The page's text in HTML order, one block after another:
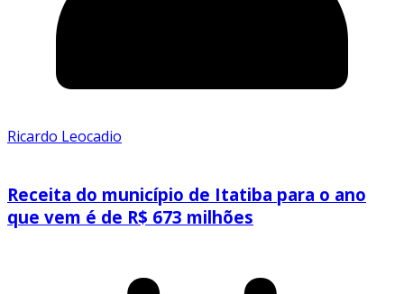
Ricardo Leocadio
Receita do município de Itatiba para o ano
que vem é de R$ 673 milhões